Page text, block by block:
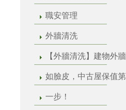
職安管理
外牆清洗
【外牆清洗】建物外牆
如臉皮，中古屋保值第
一步！